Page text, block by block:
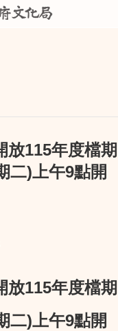
放115年度檔期
二)上午9點開
放115年度檔期
二)上午9點開